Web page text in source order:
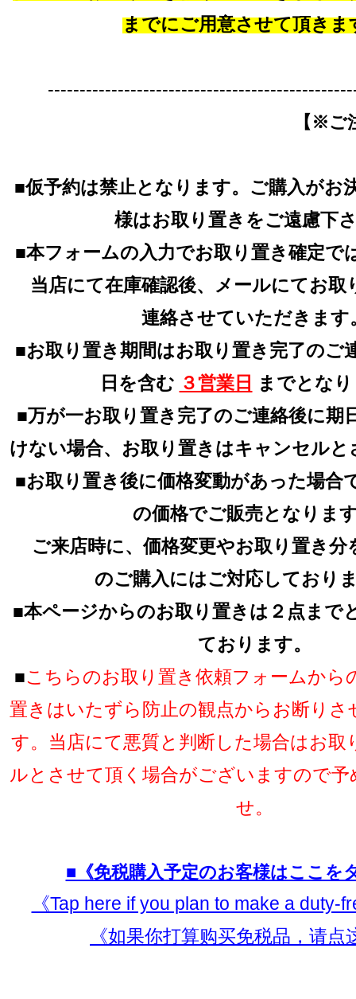
までにご用意させて頂きま
【※ご
■仮予約は禁止となります。ご購入がお
様はお取り置きをご遠慮下
■本フォームの入力でお取り置き確定で
当店にて在庫確認後、メールにてお取
連絡させていただきます
■お取り置き期間はお取り置き完了のご
日を含む ３営業日 までとな
■万が一お取り置き完了のご連絡後に期
けない場合、お取り置きはキャンセル
■お取り置き後に価格変動があった場合
の価格でご販売となりま
ご来店時に、価格変更やお取り置き分
のご購入にはご対応しており
■本ページからのお取り置きは２点まで
ております。
■こちらのお取り置き依頼フォームから
置きはいたずら防止の観点からお断り
す。当店にて悪質と判断した場合はお取
ルとさせて頂く場合がございますので
せ。
■《免税購入予定のお客様はここを
《Tap here if you plan to make a duty-
《如果你打算购买免税品，请点